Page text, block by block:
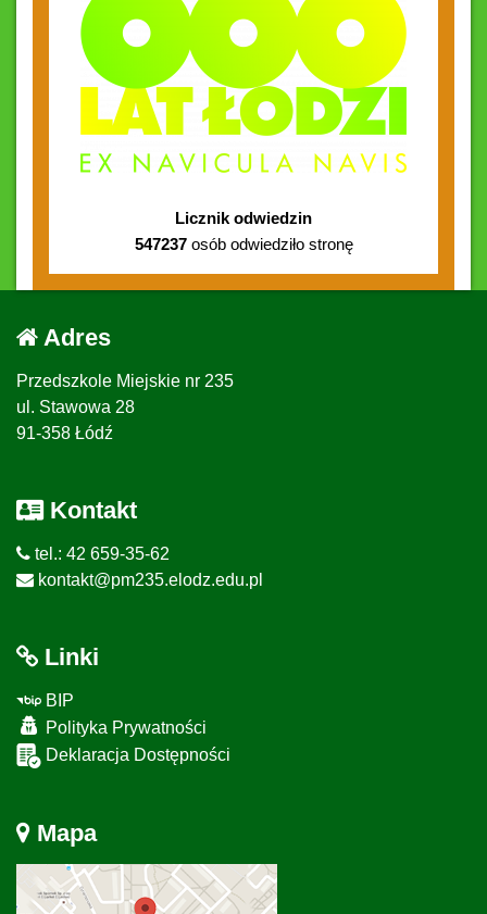
Licznik odwiedzin
547237osób odwiedziło stronę
Adres
Przedszkole Miejskie nr 235
ul. Stawowa 28
91-358 Łódź
Kontakt
tel.: 42 659-35-62
kontakt@pm235.elodz.edu.pl
Linki
BIP
Polityka Prywatności
Deklaracja Dostępności
Mapa